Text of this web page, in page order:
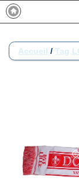
Accueil / Tag